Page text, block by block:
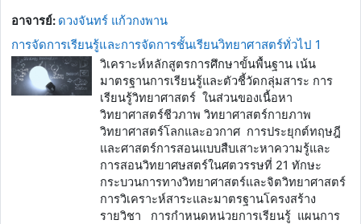
อาจารย์: ดวงจันทร์ แก้วกงพาน
การจัดการเรียนรู้และการจัดการชั้นเรียนวิทยาศาสตร์ทั่วไป 1
วิเคราะห์หลักสูตรการศึกษาขั้นพื้นฐาน เน้น
มาตรฐานการเรียนรู้และตัวชี้วัดกลุ่มสาระ การ
เรียนรู้วิทยาศาสตร์ ในส่วนของเนื้อหา
วิทยาศาสตร์ชีวภาพ วิทยาศาสตร์กายภาพ
วิทยาศาสตร์โลกและอวกาศ การประยุกต์ทฤษฎี
และศาสตร์การสอนแบบสืบเสาะหาความรู้และ
การสอนวิทยาศษสตร์ในศตวรรษที่ 21 ทักษะ
กระบวนการทางวิทยาศาสตร์และจิตวิทยาศาสตร์
การวิเคราะห์สาระและมาตรฐานโครงสร้าง
รายวิชา การกำหนดหน่วยการเรียนรู้ แผนการ